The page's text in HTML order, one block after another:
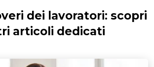
dei lavoratori: scopri
articoli dedicati